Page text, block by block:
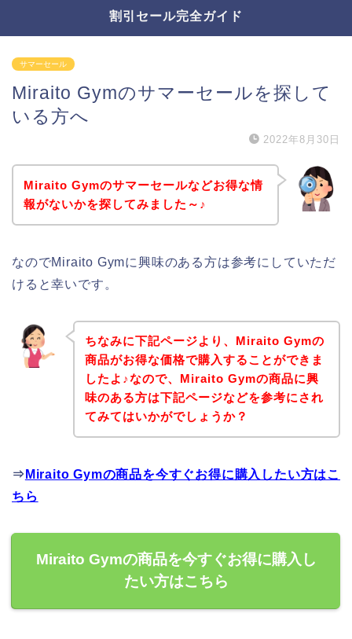
割引セール完全ガイド
サマーセール
Miraito Gymのサマーセールを探して
いる方へ
2022年8月30日
Miraito Gymのサマーセールなどお得な情
報がないかを探してみました～♪
なのでMiraito Gymに興味のある方は参考にしていただ
けると幸いです。
ちなみに下記ページより、Miraito Gymの
商品がお得な価格で購入することができま
したよ♪なので、Miraito Gymの商品に興
味のある方は下記ページなどを参考にされ
てみてはいかがでしょうか？
⇒ Miraito Gymの商品を今すぐお得に購入したい方はこ
ちら
Miraito Gymの商品を今すぐお得に購入し
たい方はこちら